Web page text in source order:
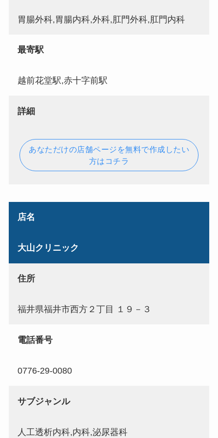
胃腸外科,胃腸内科,外科,肛門外科,肛門内科
最寄駅
越前花堂駅,赤十字前駅
詳細
あなただけの店舗ページを無料で作成したい
方はコチラ
店名
大山クリニック
住所
福井県福井市西方２丁目 １９－３
電話番号
0776-29-0080
サブジャンル
人工透析内科,内科,泌尿器科